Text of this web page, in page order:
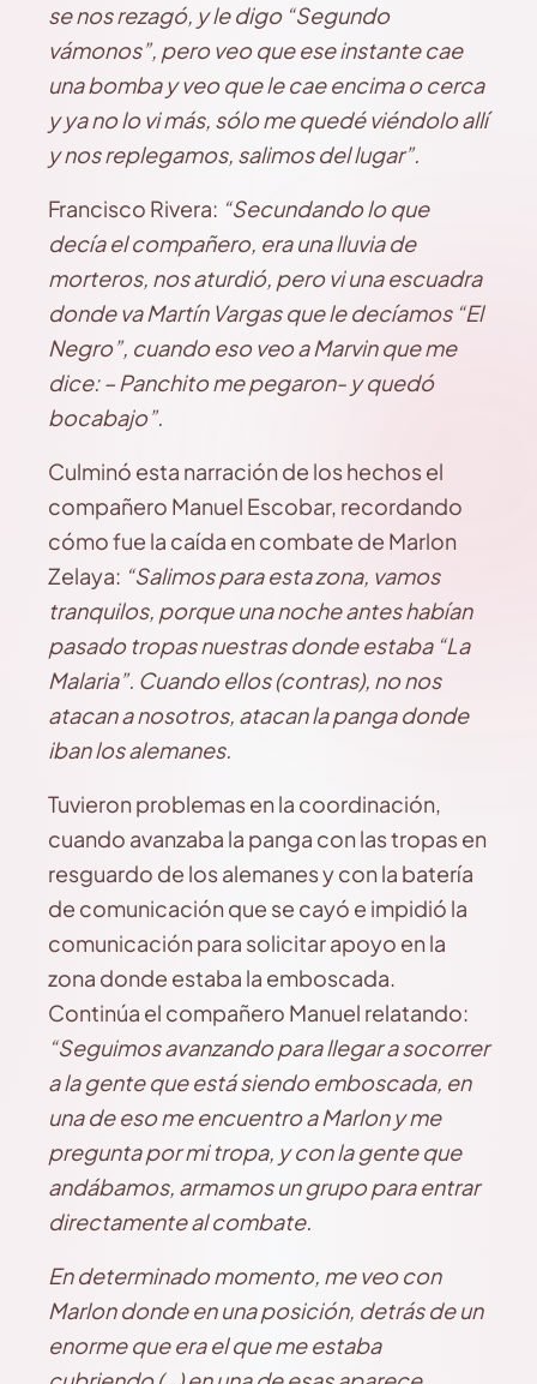
se nos rezagó, y le digo “Segundo
vámonos”, pero veo que ese instante cae
una bomba y veo que le cae encima o cerca
y ya no lo vi más, sólo me quedé viéndolo allí
y nos replegamos, salimos del lugar”.
Francisco Rivera: “Secundando lo que
decía el compañero, era una lluvia de
morteros, nos aturdió, pero vi una escuadra
donde va Martín Vargas que le decíamos “El
Negro”, cuando eso veo a Marvin que me
dice: – Panchito me pegaron- y quedó
bocabajo”.
Culminó esta narración de los hechos el
compañero Manuel Escobar, recordando
cómo fue la caída en combate de Marlon
Zelaya: “Salimos para esta zona, vamos
tranquilos, porque una noche antes habían
pasado tropas nuestras donde estaba “La
Malaria”. Cuando ellos (contras), no nos
atacan a nosotros, atacan la panga donde
iban los alemanes.
Tuvieron problemas en la coordinación,
cuando avanzaba la panga con las tropas en
resguardo de los alemanes y con la batería
de comunicación que se cayó e impidió la
comunicación para solicitar apoyo en la
zona donde estaba la emboscada.
Continúa el compañero Manuel relatando:
“Seguimos avanzando para llegar a socorrer
a la gente que está siendo emboscada, en
una de eso me encuentro a Marlon y me
pregunta por mi tropa, y con la gente que
andábamos, armamos un grupo para entrar
directamente al combate.
En determinado momento, me veo con
Marlon donde en una posición, detrás de un
enorme que era el que me estaba